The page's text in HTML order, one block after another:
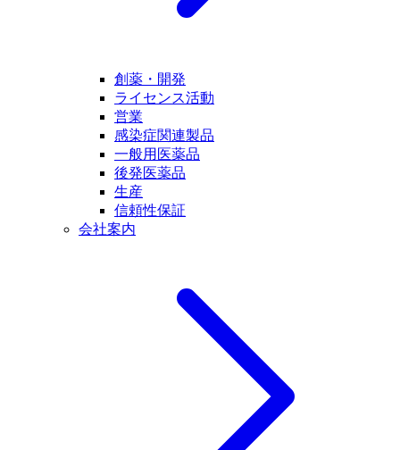
創薬・開発
ライセンス活動
営業
感染症関連製品
一般用医薬品
後発医薬品
生産
信頼性保証
会社案内